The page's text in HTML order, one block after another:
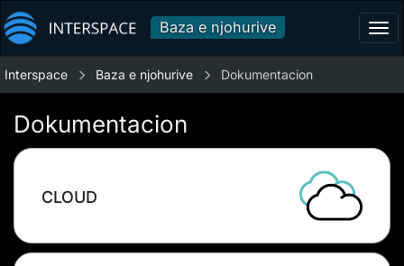
Baza e njohurive
Interspace Baza e njohurive Dokumentacion
Dokumentacion
CLOUD